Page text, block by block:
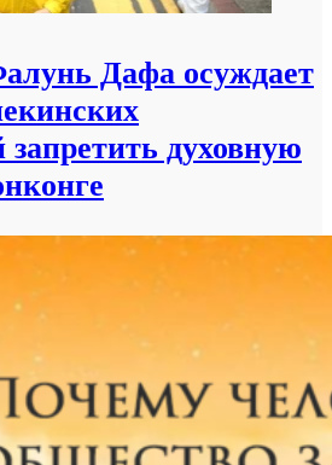
Дафа осуждает
запретить духовную